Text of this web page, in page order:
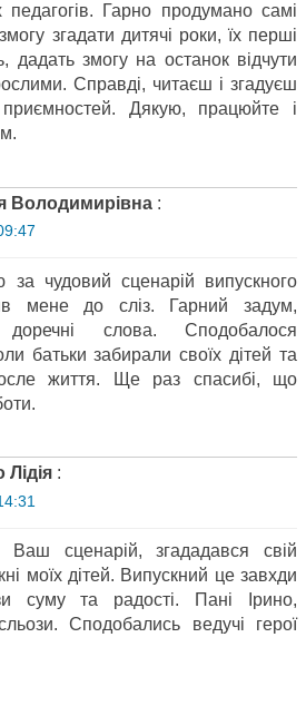
педагогів. Гарно продумано самі
згадати дитячі роки, їх перші
дадать змогу на останок відчути
Справді, читаєш і згадуєш
Дякую, працюйте і
Володимирівна :
за чудовий сценарій випускного
мене до сліз. Гарний задум,
доречні слова. Сподобалося
батьки забирали своїх дітей та
життя. Ще раз спасибі, що
:
сценарій, згададався свій
моїх дітей. Випускний це завхди
суму та радості. Пані Ірино,
Сподобались ведучі герої